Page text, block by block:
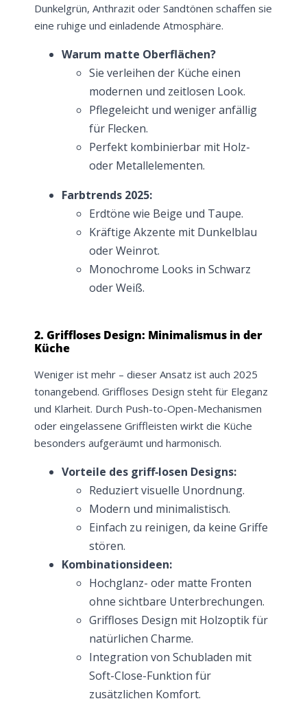
Dunkelgrün, Anthrazit oder Sandtönen schaffen sie
eine ruhige und einladende Atmosphäre.
Warum matte Oberflächen?
Sie verleihen der Küche einen
modernen und zeitlosen Look.
Pflegeleicht und weniger anfällig
für Flecken.
Perfekt kombinierbar mit Holz-
oder Metallelementen.
Farbtrends 2025:
Erdtöne wie Beige und Taupe.
Kräftige Akzente mit Dunkelblau
oder Weinrot.
Monochrome Looks in Schwarz
oder Weiß.
2. Griffloses Design: Minimalismus in der
Küche
Weniger ist mehr – dieser Ansatz ist auch 2025
tonangebend. Griffloses Design steht für Eleganz
und Klarheit. Durch Push-to-Open-Mechanismen
oder eingelassene Griffleisten wirkt die Küche
besonders aufgeräumt und harmonisch.
Vorteile des griff‑losen Designs:
Reduziert visuelle Unordnung.
Modern und minimalistisch.
Einfach zu reinigen, da keine Griffe
stören.
Kombinationsideen:
Hochglanz- oder matte Fronten
ohne sichtbare Unterbrechungen.
Griffloses Design mit Holzoptik für
natürlichen Charme.
Integration von Schubladen mit
Soft-Close-Funktion für
zusätzlichen Komfort.